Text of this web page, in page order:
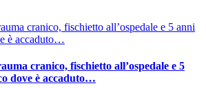
cranico, fischietto all’ospedale e 5
dove è accaduto…